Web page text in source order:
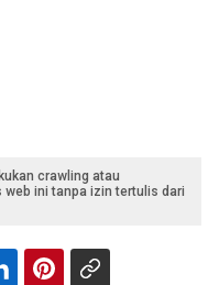
crawling atau
ini tanpa izin tertulis dari